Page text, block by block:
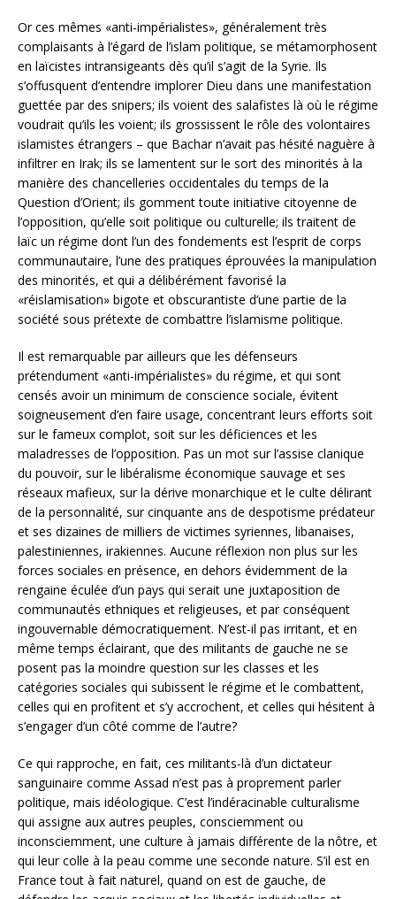
Or ces mêmes «anti-impérialistes», généralement très
complaisants à l’égard de l’islam politique, se métamorphosent
en laïcistes intransigeants dès qu’il s’agit de la Syrie. Ils
s’offusquent d’entendre implorer Dieu dans une manifestation
guettée par des snipers; ils voient des salafistes là où le régime
voudrait qu’ils les voient; ils grossissent le rôle des volontaires
islamistes étrangers – que Bachar n’avait pas hésité naguère à
infiltrer en Irak; ils se lamentent sur le sort des minorités à la
manière des chancelleries occidentales du temps de la
Question d’Orient; ils gomment toute initiative citoyenne de
l’opposition, qu’elle soit politique ou culturelle; ils traitent de
laïc un régime dont l’un des fondements est l’esprit de corps
communautaire, l’une des pratiques éprouvées la manipulation
des minorités, et qui a délibérément favorisé la
«réislamisation» bigote et obscurantiste d’une partie de la
société sous prétexte de combattre l’islamisme politique.
Il est remarquable par ailleurs que les défenseurs
prétendument «anti-impérialistes» du régime, et qui sont
censés avoir un minimum de conscience sociale, évitent
soigneusement d’en faire usage, concentrant leurs efforts soit
sur le fameux complot, soit sur les déficiences et les
maladresses de l’opposition. Pas un mot sur l’assise clanique
du pouvoir, sur le libéralisme économique sauvage et ses
réseaux mafieux, sur la dérive monarchique et le culte délirant
de la personnalité, sur cinquante ans de despotisme prédateur
et ses dizaines de milliers de victimes syriennes, libanaises,
palestiniennes, irakiennes. Aucune réflexion non plus sur les
forces sociales en présence, en dehors évidemment de la
rengaine éculée d’un pays qui serait une juxtaposition de
communautés ethniques et religieuses, et par conséquent
ingouvernable démocratiquement. N’est-il pas irritant, et en
même temps éclairant, que des militants de gauche ne se
posent pas la moindre question sur les classes et les
catégories sociales qui subissent le régime et le combattent,
celles qui en profitent et s’y accrochent, et celles qui hésitent à
s’engager d’un côté comme de l’autre?
Ce qui rapproche, en fait, ces militants-là d’un dictateur
sanguinaire comme Assad n’est pas à proprement parler
politique, mais idéologique. C’est l’indéracinable culturalisme
qui assigne aux autres peuples, consciemment ou
inconsciemment, une culture à jamais différente de la nôtre, et
qui leur colle à la peau comme une seconde nature. S’il est en
France tout à fait naturel, quand on est de gauche, de